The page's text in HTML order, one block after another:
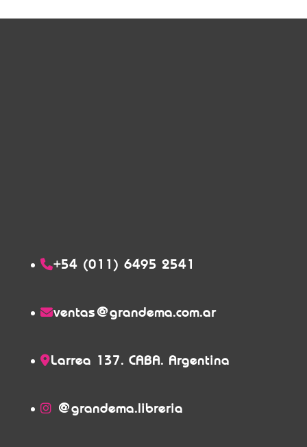
+54 (011) 6495 2541
ventas@grandema.com.ar
Larrea 137. CABA. Argentina
@grandema.libreria